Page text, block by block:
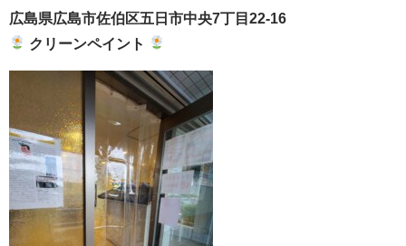
広島県広島市佐伯区五日市中央7丁目22-16
クリーンペイント